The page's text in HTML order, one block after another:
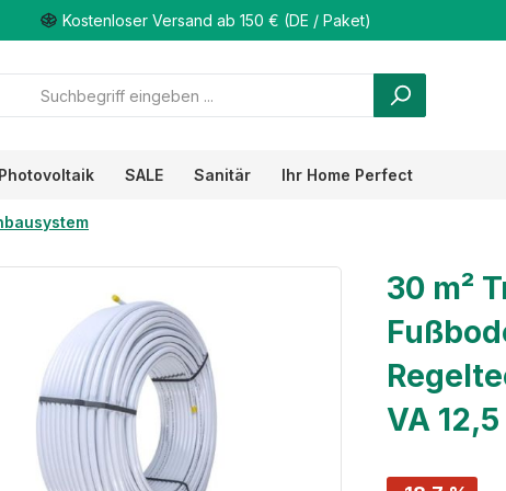
Kostenloser Versand ab 150 € (DE / Paket)
Photovoltaik SALE Sanitär Ihr Home Perfect
30 m²
VA